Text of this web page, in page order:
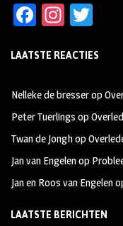
Fa
b
oo
k
In
ag
m
tt
LAATSTE REACTIES
Nelleke de bresserop
Peter Tuerlings op
Twan de Jonghop
Jan van Engelenop
Jan en Roos van Engelen
LAATSTE BERICHTEN